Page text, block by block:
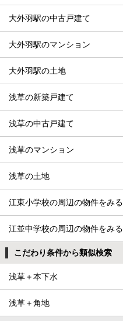
大外羽駅の中古戸建て
大外羽駅のマンション
大外羽駅の土地
浅草の新築戸建て
浅草の中古戸建て
浅草のマンション
浅草の土地
江東小学校の周辺の物件をみる
江並中学校の周辺の物件をみる
こだわり条件から類似検索
浅草＋本下水
浅草＋角地